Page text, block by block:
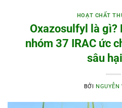
HOẠT CHẤT
Oxazosulfyl là gì?
nhóm 37 IRAC ức
sâu
BỞI NGUYỄN